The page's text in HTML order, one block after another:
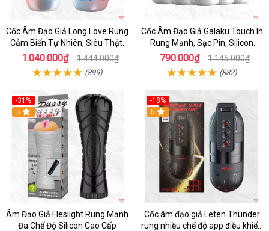
Cốc Âm Đạo Giả Long Love Rung
Cảm Biến Tự Nhiên, Siêu Thật,
Sướng
1.040.000₫ 1.444.000₫
(899)
Cốc Âm Đạo Giả Galaku Touch In
Rung Mạnh, Sạc Pin, Silicon
Mềm
790.000₫ 1.145.000₫
(882)
-31%
5
Âm Đạo Giả Fleslight Rung Mạnh
Đa Chế Độ Silicon Cao Cấp
-18%
5
Cốc âm đạo giả Leten Thunder
rung nhiều chế độ app điều khiển